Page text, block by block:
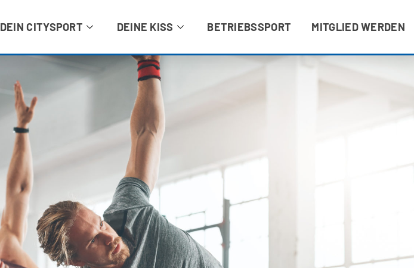
DEIN CITYSPORT DEINE KISS BETRIEBSSPORT MITGLIED WERDEN